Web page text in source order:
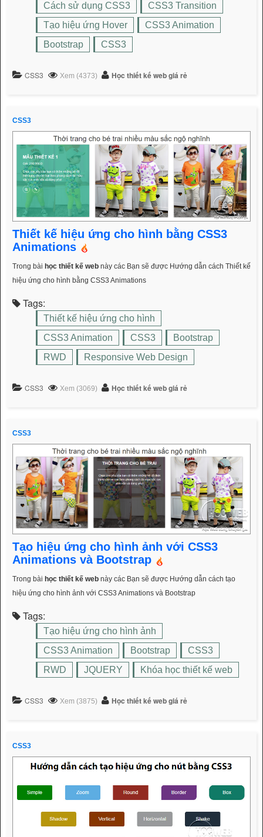
Cách sử dụng CSS3
CSS3 Transition
Tạo hiệu ứng Hover
CSS3 Animation
Bootstrap
CSS3
CSS3 Xem (4373) Học thiết kế web giá rẻ
CSS3
Thiết kế hiệu ứng cho hình bằng CSS3
Animations
Trong bài học thiết kế web này các Bạn sẽ được Hướng dẫn cách Thiết kế
hiệu ứng cho hình bằng CSS3 Animations
Tags:
Thiết kế hiệu ứng cho hình
CSS3 Animation
CSS3
Bootstrap
RWD
Responsive Web Design
CSS3 Xem (3069) Học thiết kế web giá rẻ
CSS3
Tạo hiệu ứng cho hình ảnh với CSS3
Animations và Bootstrap
Trong bài học thiết kế web này các Bạn sẽ được Hướng dẫn cách tạo
hiệu ứng cho hình ảnh với CSS3 Animations và Bootstrap
Tags:
Tạo hiệu ứng cho hình ảnh
CSS3 Animation
Bootstrap
CSS3
RWD
JQUERY Khóa học thiết kế web
CSS3 Xem (3875) Học thiết kế web giá rẻ
CSS3